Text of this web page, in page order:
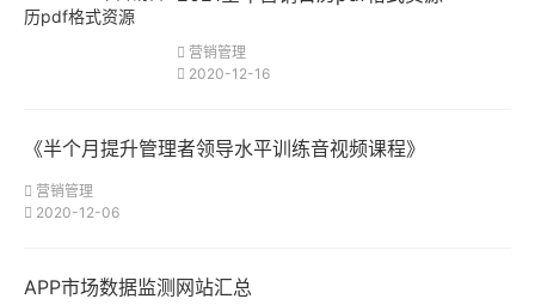
营销管理
2020-12-16
《半个月提升管理者领导水平训练音视频课程》
营销管理
2020-12-06
APP市场数据监测网站汇总